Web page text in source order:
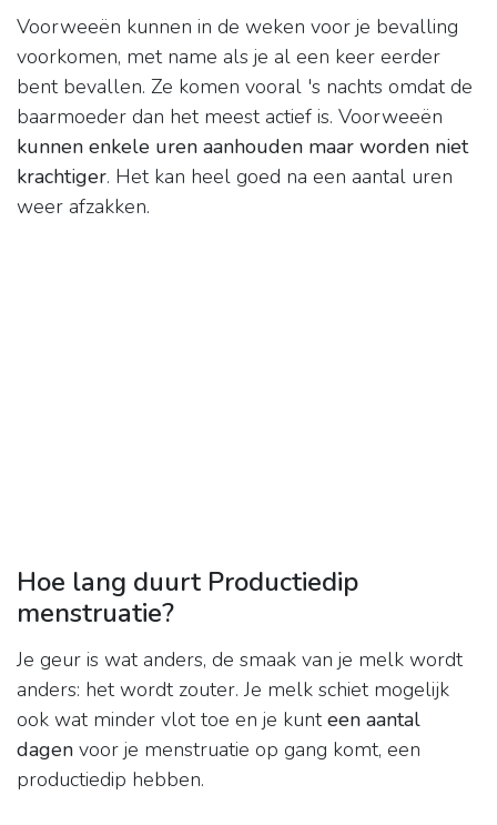
Voorweeën kunnen in de weken voor je bevalling
voorkomen, met name als je al een keer eerder
bent bevallen. Ze komen vooral 's nachts omdat de
baarmoeder dan het meest actief is. Voorweeën
kunnen enkele uren aanhouden maar worden niet
krachtiger. Het kan heel goed na een aantal uren
weer afzakken.
Hoe lang duurt Productiedip
menstruatie?
Je geur is wat anders, de smaak van je melk wordt
anders: het wordt zouter. Je melk schiet mogelijk
ook wat minder vlot toe en je kunteen aantal
dagen voor je menstruatie op gang komt, een
productiedip hebben.